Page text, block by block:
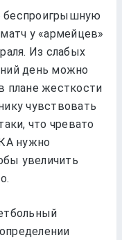
беспроигрышную
у «армейцев»
Из слабых
день можно
плане жесткости
чувствовать
что чревато
нужно
увеличить